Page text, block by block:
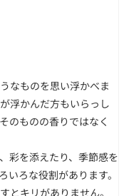
なものを思い浮かべま
浮かんだ方もいらっし
のものの香りではなく
彩を添えたり、季節感を
ろな役割があります。
とキリがありません。